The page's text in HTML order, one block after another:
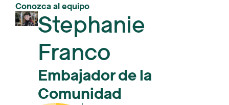
Conozca al equipo
Stephanie
Franco
Embajador de la
Comunidad